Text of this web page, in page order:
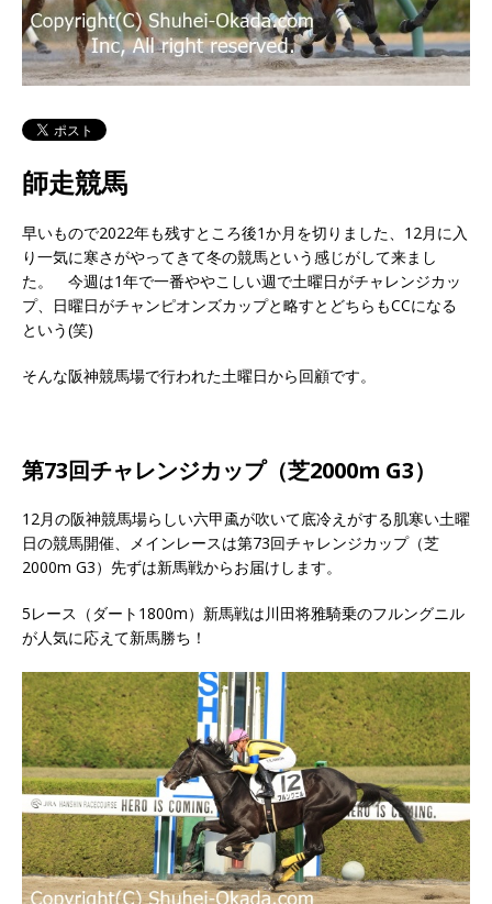
師走競馬
早いもので2022年も残すところ後1か月を切りました、12月に入
り一気に寒さがやってきて冬の競馬という感じがして来まし
た。 今週は1年で一番ややこしい週で土曜日がチャレンジカッ
プ、日曜日がチャンピオンズカップと略すとどちらもCCになる
という(笑)
そんな阪神競馬場で行われた土曜日から回顧です。
第73回チャレンジカップ（芝2000m G3）
12月の阪神競馬場らしい六甲颪が吹いて底冷えがする肌寒い土曜
日の競馬開催、メインレースは第73回チャレンジカップ（芝
2000m G3）先ずは新馬戦からお届けします。
5レース（ダート1800m）新馬戦は川田将雅騎乗のフルングニル
が人気に応えて新馬勝ち！